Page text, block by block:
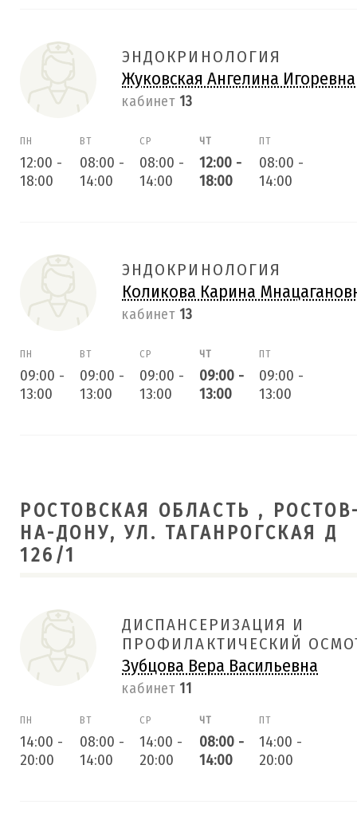
ЭНДОКРИНОЛОГИЯ
Жуковская Ангелина Игоревна
кабинет 13
ПН
12:00 -
18:00
ВТ
08:00 -
14:00
СР
08:00 -
14:00
ЧТ
12:00 -
18:00
ПТ
08:00 -
14:00
ЭНДОКРИНОЛОГИЯ
Коликова Карина
кабинет 13
ПН
09:00 -
13:00
ВТ
09:00 -
13:00
СР
09:00 -
13:00
ЧТ
09:00 -
13:00
ПТ
09:00 -
13:00
РОСТОВСКАЯ ОБЛАСТЬ ,
НА-ДОНУ, УЛ. ТАГАНРОГСКАЯ Д
126/1
ДИСПАНСЕРИЗАЦИЯ И
ПРОФИЛАКТИЧЕСКИЙ
Зубцова Вера Васильевна
кабинет 11
ПН
14:00 -
20:00
ВТ
08:00 -
14:00
СР
14:00 -
20:00
ЧТ
08:00 -
14:00
ПТ
14:00 -
20:00